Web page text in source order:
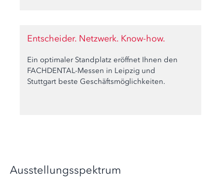
Entscheider. Netzwerk. Know-how.
Ein optimaler Standplatz eröffnet Ihnen den
FACHDENTAL-Messen in Leipzig und
Stuttgart beste Geschäftsmöglichkeiten.
Ausstellungsspektrum